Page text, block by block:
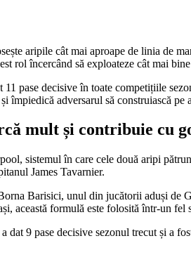
aripile cât mai aproape de linia de
rol încercând să exploateze cât mai
11 pase decisive în toate competițiile
împiedică adversarul să construiască
mult și contribuie cu
sistemul în care cele două aripi
James Tavarnier.
Barisici, unul din jucătorii aduși de
această formulă este folosită într-un
dat 9 pase decisive sezonul trecut și a